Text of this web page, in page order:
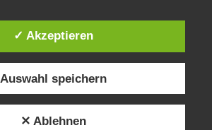
✓ Akzeptieren
Auswahl speichern
✕ Ablehnen